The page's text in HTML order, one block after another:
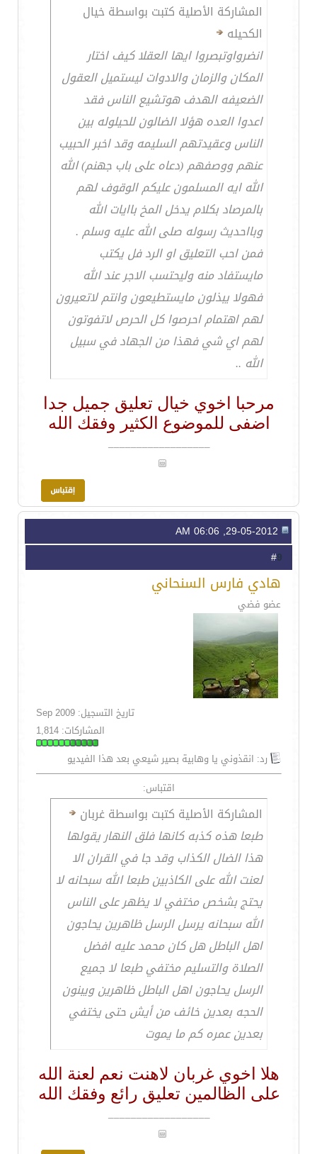
المشاركة الأصلية كتبت بواسطة خيال
الكحيله
انضرواوتبصروا ايها العقلا كيف اختار
المكان والزمان والادوات ليستميل العقول
الضعيفه الهدف هوتشيع الناس فقد
اعدوا العده هؤلا الضالون للحيلوله بين
الناس وعقيدتهم السليمه وقد اخبر الحبيب
عنهم ووصفهم (دعاه على باب جهنم) الله
الله ايه المسلمون عليكم الوقوف لهم
بالمرصاد بكلام يدخل المخ باايات الله
وبااحديث رسوله صلى الله عليه وسلم .
فمن احب التعليق او الرد فل يكتب
مايستفاد منه وليحتسب الاجر عند الله
فهولا يبذلون مايستطيعون وانتم لاتعيرون
لهم اهتمام احرصوا كل الحرص لاتفوتون
لهم اي شي فهذا من الجهاد في سبيل
الله ..
مرحبا اخوي خيال تعليق جميل جدا
اضفى للموضوع الكثير وفقك الله
__________________
9
هادي فارس السنحاني
عضو فضي
تاريخ التسجيل: Sep 2009
المشاركات: 1,814
رد: انقذوني يا وهابية بصير شيعي بعد هذا الفيديو
اقتباس:
المشاركة الأصلية كتبت بواسطة غربان
طبعا هذه كذبه كانها فلق النهار يقولها
هذا الضال الكذاب وقد جا في القران الا
لعنت الله على الكاذبين طبعا الله سبحانه لا
يحتج بشخص مختفي لا يظهر على الناس
الله سبحانه يرسل الرسل ظاهرين يحاجون
اهل الباطل هل كان محمد عليه افضل
الصلاة والتسليم مختفي طبعا لا جميع
الرسل يحاجون اهل الباطل ظاهرين ويبنون
الحجه بعدين خائف من أيش حتى يختفي
بعدين عمره كم ما يموت
هلا اخوي غربان لاهنت نعم لعنة الله
على الظالمين تعليق رائع وفقك الله
__________________